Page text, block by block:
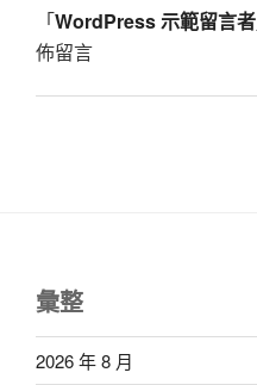
「WordPress 示範留言者
佈留言
彙整
2026 年 8 月